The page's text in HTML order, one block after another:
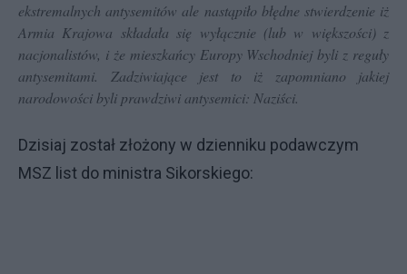
ekstremalnych antysemitów ale nastąpiło błędne stwierdzenie iż
Armia Krajowa składała się wyłącznie (lub w większości) z
nacjonalistów, i że mieszkańcy Europy Wschodniej byli z reguły
antysemitami. Zadziwiające jest to iż zapomniano jakiej
narodowości byli prawdziwi antysemici: Naziści.
Dzisiaj został złożony w dzienniku podawczym
MSZ list do ministra Sikorskiego: